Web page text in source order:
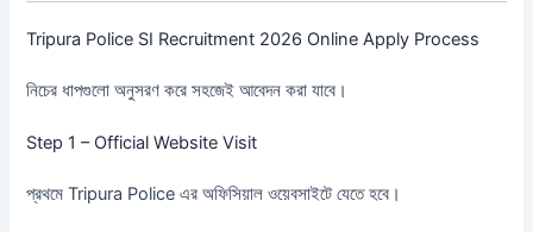
Tripura Police SI Recruitment 2026 Online Apply Process
নিচের ধাপগুলো অনুসরণ করে সহজেই আবেদন করা যাবে।
Step 1 – Official Website Visit
প্রথমে Tripura Police এর অফিসিয়াল ওয়েবসাইটে যেতে হবে।